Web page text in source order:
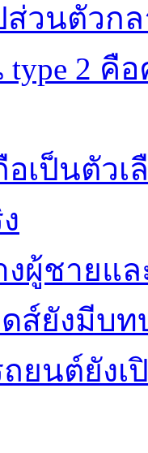
วนตัวก
type 2
เป็นตัว
งผู้ชายแ
ดส์ยังมีบ
ยนต์ยัง